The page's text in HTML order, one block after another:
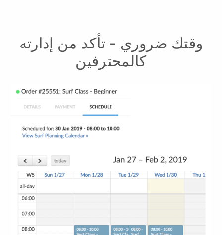
وقتك ضروري - تأكد من إدارته
كالمحترفين